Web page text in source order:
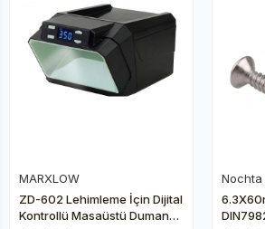
Sepete Ekle
MARXLOW
ZD-602 Lehimleme İçin Dijital
Kontrollü Masaüstü Duman
Nochta